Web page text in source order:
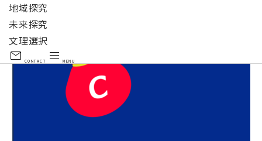
地域探究
未来探究
文理選択
mail CONTACT menu MENU